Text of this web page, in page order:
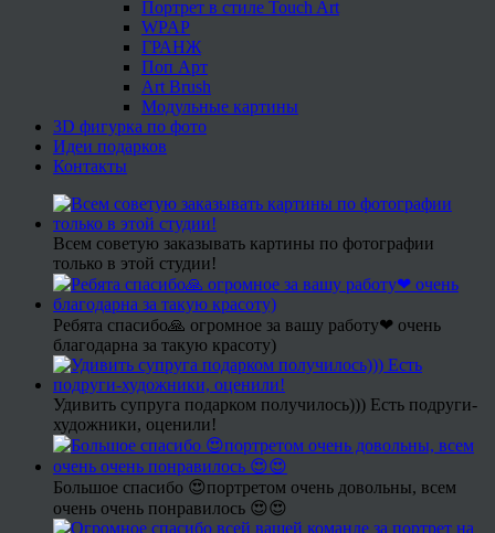
Портрет в стиле Touch Art
WPAP
ГРАНЖ
Поп Арт
Art Brush
Модульные картины
3D фигурка по фото
Идеи подарков
Контакты
Всем советую заказывать картины по фотографии
только в этой студии!
Ребята спасибо🙏 огромное за вашу работу❤ очень
благодарна за такую красоту)
Удивить супруга подарком получилось))) Есть подруги-
художники, оценили!
Большое спасибо 😍портретом очень довольны, всем
очень очень понравилось 😍😍